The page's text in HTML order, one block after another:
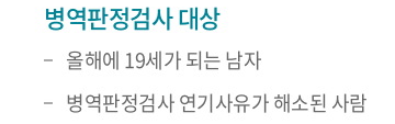
병역판정검사 대상
올해에 19세가 되는 남자
병역판정검사 연기사유가 해소된 사람